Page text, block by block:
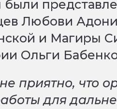
были
Любови
и Магиры
Ольги
приятно, что
для